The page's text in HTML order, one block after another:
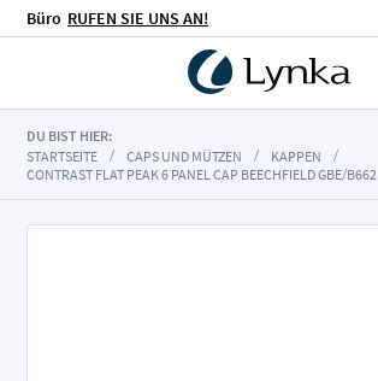
Büro RUFEN SIE UNS AN!
DU BIST HIER:
STARTSEITE
CAPS UND MÜTZEN
KAPPEN
CONTRAST FLAT PEAK 6 PANEL CAP BEECHFIELD GBE/B662